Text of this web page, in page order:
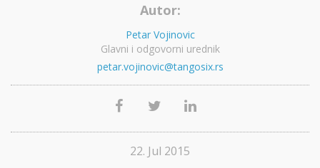
Autor:
Petar Vojinovic
Glavni i odgovorni urednik
petar.vojinovic@tangosix.rs
22. Jul 2015